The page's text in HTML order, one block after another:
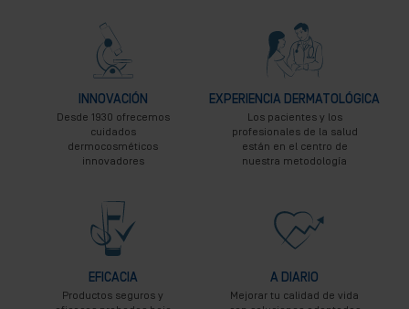
INNOVACIÓN
Desde 1930 ofrecemos
cuidados
dermocosméticos
innovadores
EXPERIENCIA DERMATOLÓGICA
Los pacientes y los
profesionales de la salud
están en el centro de
nuestra metodología
EFICACIA
Productos seguros y
A DIARIO
Mejorar tu calidad de vida